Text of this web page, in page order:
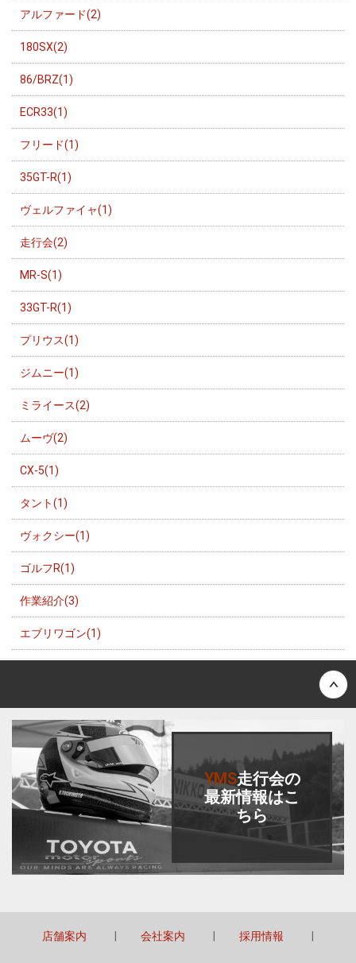
アルファード(2)
180SX(2)
86/BRZ(1)
ECR33(1)
フリード(1)
35GT-R(1)
ヴェルファイャ(1)
走行会(2)
MR-S(1)
33GT-R(1)
プリウス(1)
ジムニー(1)
ミライース(2)
ムーヴ(2)
CX-5(1)
タント(1)
ヴォクシー(1)
ゴルフR(1)
作業紹介(3)
エブリワゴン(1)
YMS走行会の
最新情報はこ
ちら
店舗案内 会社案内 採用情報